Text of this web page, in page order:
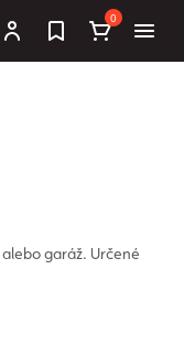
0
garáž. Určené